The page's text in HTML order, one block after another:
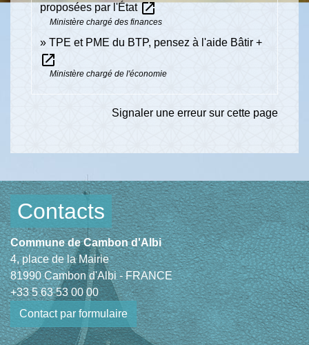
proposées par l'Étatopen_in_new
Ministère chargé des finances
TPE et PME du BTP, pensez à l'aide Bâtir +
open_in_new
Ministère chargé de l'économie
Signaler une erreur sur cette page
Contacts
Commune de Cambon d'Albi
4, place de la Mairie
81990 Cambon d'Albi - FRANCE
+33 5 63 53 00 00
Contact par formulaire